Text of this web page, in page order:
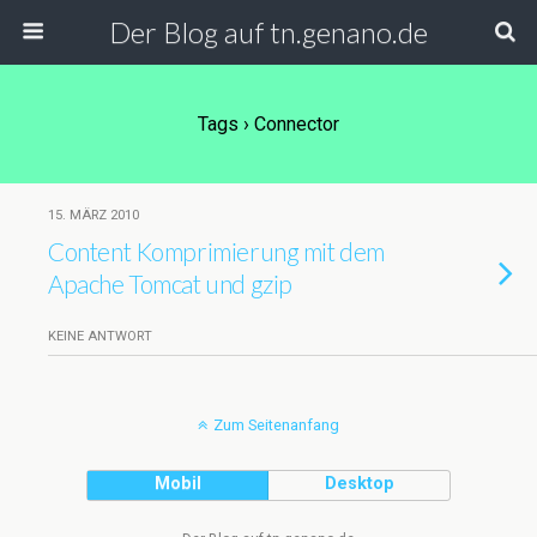
Der Blog auf tn.genano.de
Tags › Connector
15. MÄRZ 2010
Content Komprimierung mit dem
Apache Tomcat und gzip
KEINE ANTWORT
Zum Seitenanfang
Mobil Desktop